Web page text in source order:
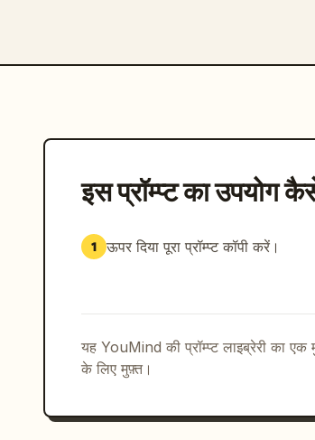
इस प्रॉम्प्ट का उपयोग
1 ऊपर दिया पूरा प्रॉम्प्ट कॉपी करें।
यह YouMind की प्रॉम्प्ट लाइब्रेरी का
के लिए मुफ़्त।